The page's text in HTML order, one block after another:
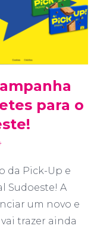
para o
da Pick-Up e
Sudoeste! A
um novo e
trazer ainda